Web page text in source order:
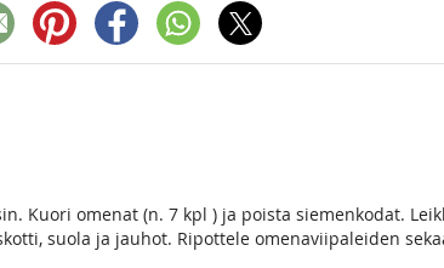
Kuori omenat (n. 7 kpl ) ja poista siemenkodat.
suola ja jauhot. Ripottele omenaviipaleiden